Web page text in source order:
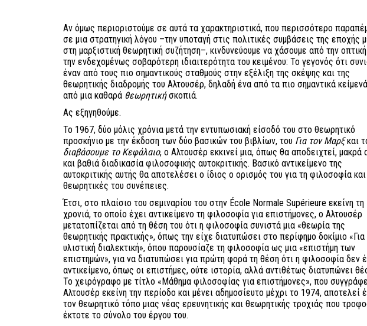
Αν όμως περιοριστούμε σε αυτά τα χαρακτηριστικά, που περισσότερο
σε μια στρατηγική λόγου –την υποταγή στις πολιτικές συμβάσεις της εποχής
στη μαρξιστική θεωρητική συζήτηση–, κινδυνεύουμε να χάσουμε από την
την ενδεχομένως σοβαρότερη ιδιαιτερότητα του κειμένου: Το γεγονός ότι
έναν από τους πιο σημαντικούς σταθμούς στην εξέλιξη της σκέψης και της
θεωρητικής διαδρομής του Αλτουσέρ, δηλαδή ένα από τα πιο σημαντικά
από μια καθαρά θεωρητικήσκοπιά.
Ας εξηγηθούμε.
Το 1967, δύο μόλις χρόνια μετά την εντυπωσιακή είσοδό του στο θεωρητικό
προσκήνιο με την έκδοση των δύο βασικών του βιβλίων, του Για τον Μαρξκαι
διαβάσουμε το Κεφάλαιο, ο Αλτουσέρ εκκινεί μια, όπως θα αποδειχτεί, μακρά
και βαθιά διαδικασία φιλοσοφικής αυτοκριτικής. Βασικό αντικείμενο της
αυτοκριτικής αυτής θα αποτελέσει ο ίδιος ο ορισμός του για τη φιλοσοφία και
θεωρητικές του συνέπειες.
Έτσι, στο πλαίσιο του σεμιναρίου του στην École Normale Supérieure εκείνη τη
χρονιά, το οποίο έχει αντικείμενο τη φιλοσοφία για επιστήμονες, ο Αλτουσέρ
μετατοπίζεται από τη θέση του ότι η φιλοσοφία συνιστά μια «θεωρία της
θεωρητικής πρακτικής», όπως την είχε διατυπώσει στο περίφημο δοκίμιο «Για
υλιστική διαλεκτική», όπου παρουσίαζε τη φιλοσοφία ως μια «επιστήμη των
επιστημών», για να διατυπώσει για πρώτη φορά τη θέση ότι η φιλοσοφία δεν
αντικείμενο, όπως οι επιστήμες, ούτε ιστορία, αλλά αντιθέτως διατυπώνει
Το χειρόγραφο με τίτλο «Μάθημα φιλοσοφίας για επιστήμονες», που
Αλτουσέρ εκείνη την περίοδο και μένει αδημοσίευτο μέχρι το 1974, αποτελεί
τον θεωρητικό τόπο μιας νέας ερευνητικής και θεωρητικής τροχιάς που
έκτοτε το σύνολο του έργου του.